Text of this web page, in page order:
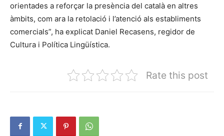
orientades a reforçar la presència del català en altres
àmbits, com ara la retolació i l’atenció als establiments
comercials”, ha explicat Daniel Recasens, regidor de
Cultura i Política Lingüística.
Rate this post